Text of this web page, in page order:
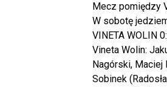
Mecz pomiędzy
W sobotę
VINETA WOLIN
Vineta Wolin:
Nagórski, Maciej
Sobinek